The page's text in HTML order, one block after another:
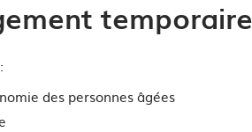
temporaire
des personnes âgées